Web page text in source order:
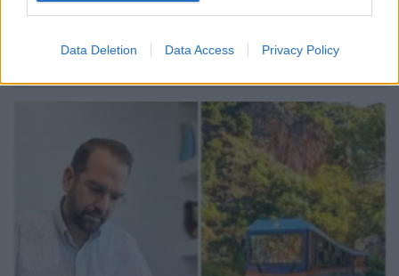
Data Deletion Data Access Privacy Policy
Αυτοψία Δήμα στα εργοτάξια του ΒΟΑΚ